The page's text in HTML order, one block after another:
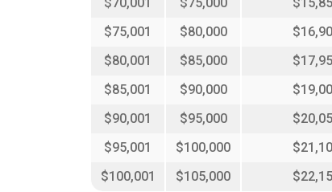
$75,001
$80,000
$80,001
$85,000
$85,001
$90,000
$90,001
$95,000
$95,001
$100,000
$100,001
$105,000